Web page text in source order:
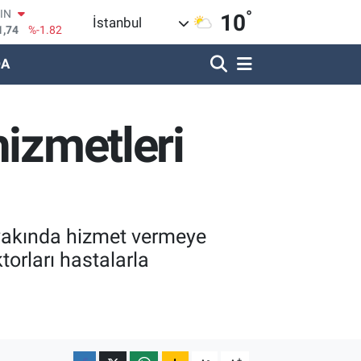
%0.02
%0
İstanbul 10°
hizmet vermeye
hastalarla